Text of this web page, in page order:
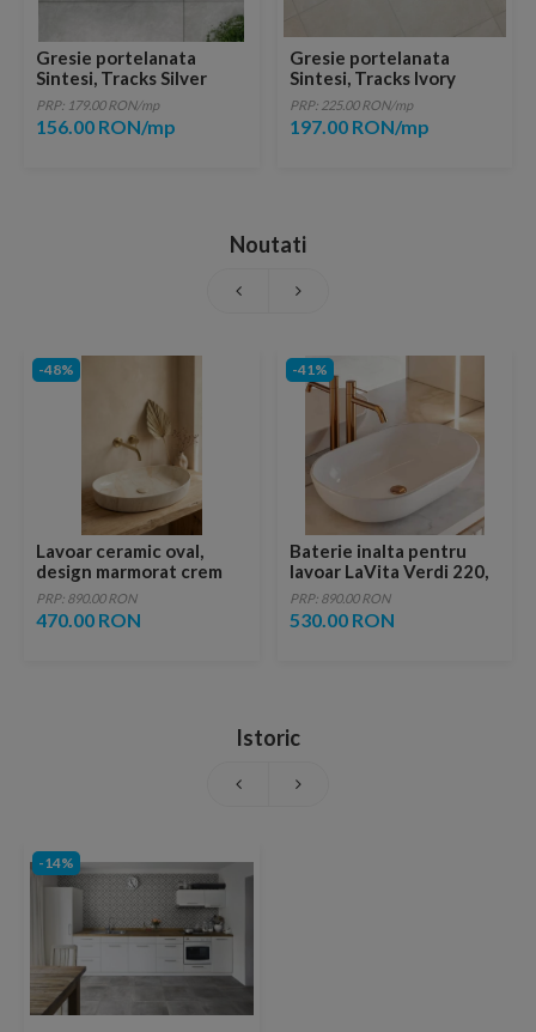
Gresie portelanata
Sintesi, Tracks Silver
60,4x30 cm
PRP: 179.00 RON/mp
156.00 RON/mp
Gresie portelanata
Sintesi, Tracks Ivory
60,4x60,4 cm
PRP: 225.00 RON/mp
197.00 RON/mp
Noutati
-48%
Lavoar ceramic oval,
design marmorat crem
lucios cu vene aurii,
ventil inclus
PRP: 890.00 RON
470.00 RON
-41%
Baterie inalta pentru
lavoar LaVita Verdi 220,
fara ventil, brushed
copper
PRP: 890.00 RON
530.00 RON
Istoric
-14%